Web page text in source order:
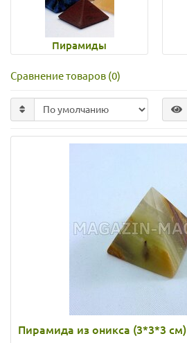
Пирамиды
Сравнение товаров (0)
Пирамида из оникса (3*3*3 см)